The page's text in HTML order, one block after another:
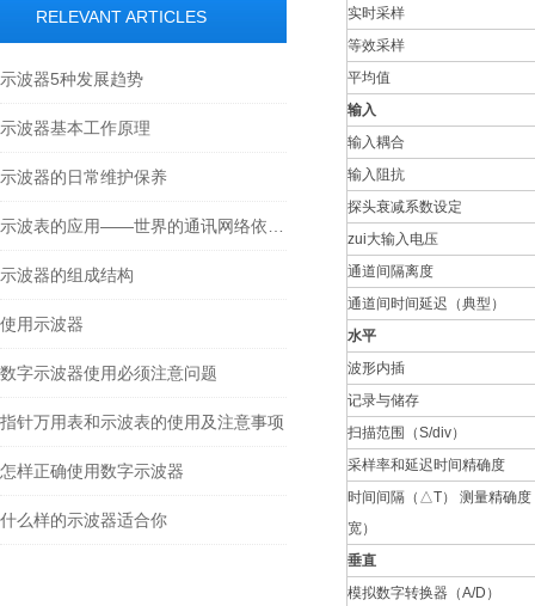
RELEVANT ARTICLES
示波器5种发展趋势
示波器基本工作原理
示波器的日常维护保养
示波器的组成结构
使用示波器
数字示波器使用必须注意问题
指针万用表和示波表的使用及注意事项
怎样正确使用数字示波器
什么样的示波器适合你
实时采样
等效采样
平均值
输入
输入耦合
输入阻抗
探头衰减系数设定
zui大输入电压
通道间隔离度
通道间时间延迟（典型）
水平
波形内插
记录与储存
扫描范围（S/div）
采样率和延迟时间精确度
时间间隔（△T） 测量精确度
宽）
垂直
模拟数字转换器（A/D）